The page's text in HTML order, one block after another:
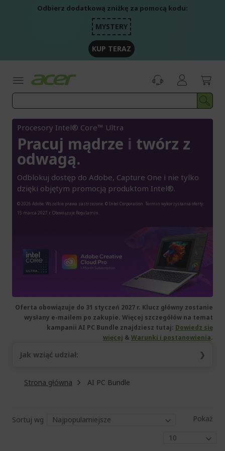
Odbierz dodatkową zniżkę za pomocą kodu:
MYSTERY
KUP TERAZ
Procesory Intel® Core™ Ultra
Pracuj mądrze i twórz z
odwagą.
Odblokuj dostęp do Adobe, Capture One i nie tylko
dzięki objętym promocją produktom Intel®.
© 2026 Adobe. Wszelkie prawa zastrzeżone. © Intel Corporation. Termin wykorzystania oferty:
15 marca 2027 r. Obowiązuje Regulamin.
Oferta obowiązuje do 31 styczeń 2027 r. Klucz główny zostanie
wysłany e-mailem po zakupie. Więcej szczegółów na temat
kampanii AI PC Bundle znajdziesz tutaj: Dowiedz się
więcej & Warunki i postanowienia.
Jak wziąć udział:
Przejdź do witrynysoftwareoffer.intel.com
oprogramowanie.
Strona główna AI PC Bundle
Sortuj wg Pokaż